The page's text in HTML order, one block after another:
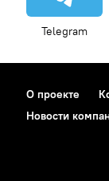
Telegram
О проекте
Новости